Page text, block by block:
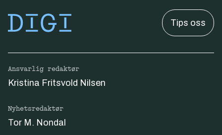
Tips oss
Ansvarlig redaktør
Kristina Fritsvold Nilsen
Nyhetsredaktør
Tor M. Nondal